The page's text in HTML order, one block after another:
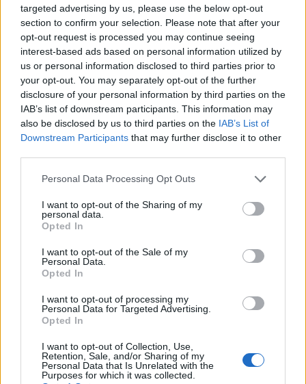
targeted advertising by us, please use the below opt-out
section to confirm your selection. Please note that after your
opt-out request is processed you may continue seeing
interest-based ads based on personal information utilized by
us or personal information disclosed to third parties prior to
your opt-out. You may separately opt-out of the further
disclosure of your personal information by third parties on the
IAB’s list of downstream participants. This information may
also be disclosed by us to third parties on the IAB’s List of
Downstream Participants that may further disclose it to other
Personal Data Processing Opt Outs
I want to opt-out of the Sharing of my
personal data.
Opted In
I want to opt-out of the Sale of my
Personal Data.
Opted In
I want to opt-out of processing my
Personal Data for Targeted Advertising.
Opted In
I want to opt-out of Collection, Use,
Retention, Sale, and/or Sharing of my
Personal Data that Is Unrelated with the
Purposes for which it was collected.
Πηγή: INTIME NEWS
01 05
Πρόβλεψη σεισμών έναντι εκτίμησης
Αν και είναι προς το παρόν αδύνατο να
προβλεφθεί η ακριβής ώρα και ένταση ενός
σεισμού, οι επιστήμονες μπορούν να
σεισμός σε μια περιοχή ή σε συγκεκριμένο
ρήγμα μέσα σε δεκαετίες.
πληροφορίες για το πόσο γρήγορα
γλιστράει το ρήγμα μακροπρόθεσμα -